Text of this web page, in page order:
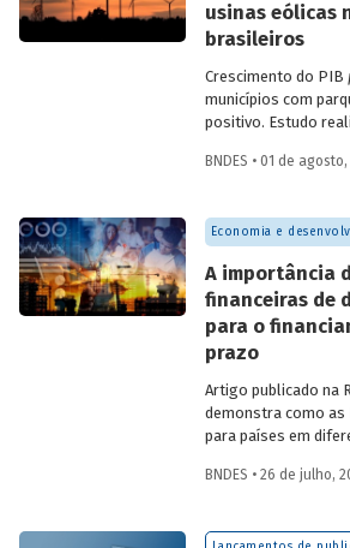
usinas eólicas
brasileiros
Crescimento do PIB
municípios com
positivo. Estudo
resultados mais
dispersão posterior.
BNDES • 01 de
Economia e
A importância
financeiras de
para o
prazo
Artigo publicado na
demonstra como as
para países em
de estabilidade
para o
BNDES • 26 de julho,